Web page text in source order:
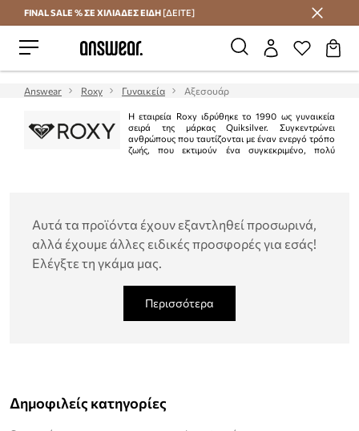
Εξοικονομήστε με το Answear Club
FINAL SALE % ΣΕ ΧΙΛΙΑΔΕΣ ΕΙΔΗ [ΔΕΙΤΕ]
Answear Roxy Γυναικεία Αξεσουάρ
Η εταιρεία Roxy ιδρύθηκε το 1990 ως γυναικεία
σειρά της μάρκας Quiksilver. Συγκεντρώνει
ανθρώπους που ταυτίζονται με έναν ενεργό τρόπο
ζωής, που εκτιμούν ένα συγκεκριμένο, πολύ
Αυτά τα προϊόντα έχουν εξαντληθεί προσωρινά,
αλλά έχουμε άλλες ειδικές προσφορές για εσάς!
Ελέγξτε τη γκάμα μας.
Περισσότερα
Δημοφιλείς κατηγορίες